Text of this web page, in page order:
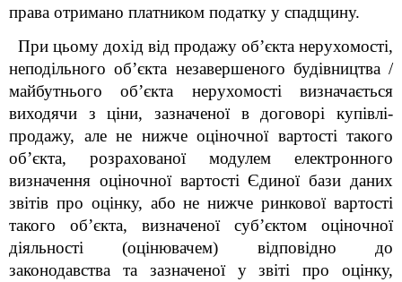
права отримано платником податку у спадщину.
При цьому дохід від продажу об’єкта нерухомості,
неподільного об’єкта незавершеного будівництва /
майбутнього об’єкта нерухомості визначається
виходячи з ціни, зазначеної в договорі купівлі-
продажу, але не нижче оціночної вартості такого
об’єкта, розрахованої модулем електронного
визначення оціночної вартості Єдиної бази даних
звітів про оцінку, або не нижче ринкової вартості
такого об’єкта, визначеної суб’єктом оціночної
діяльності (оцінювачем) відповідно до
законодавства та зазначеної у звіті про оцінку,